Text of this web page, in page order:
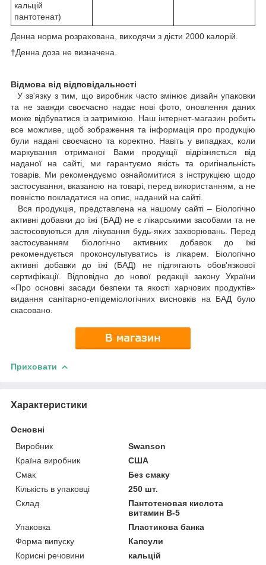
кальцій
пантотенат)
Денна норма розрахована, виходячи з дієти 2000 калорій.
†Денна доза не визначена.
Відмова від відповідальності
У зв'язку з тим, що виробник часто змінює дизайн упаковки
та не завжди своєчасно надає нові фото, оновлення даних
може відбуватися із затримкою. Наш інтернет-магазин робить
все можливе, щоб зображення та інформація про продукцію
були надані своєчасно та коректно. Навіть у випадках, коли
маркування отриманої Вами продукції відрізняється від
наданої на сайті, ми гарантуємо якість та оригінальність
товарів. Ми рекомендуємо ознайомитися з інструкцією щодо
застосування, вказаною на товарі, перед використанням, а не
повністю покладатися на опис, наданий на сайті.
Вся продукція, представлена на нашому сайті – Біологічно
активні добавки до їжі (БАД) не є лікарськими засобами та не
застосовуються для лікування будь-яких захворювань. Перед
застосуванням біологічно активних добавок до їжі
рекомендується проконсультуватись із лікарем. Біологічно
активні добавки до їжі (БАД) не підлягають обов'язкової
сертифікації. Відповідно до нової редакції закону України
«Про основні засади безпеки та якості харчових продуктів»
видання санітарно-епідеміологічних висновків на БАД було
скасовано.
Приховати
Характеристики
Основні
Виробник
Swanson
Країна виробник
США
Смак
Без смаку
Кількість в упаковці
250 шт.
Склад
Пантотеновая кислота
витамин В-5
Упаковка
Пластикова банка
Форма випуску
Капсули
Корисні речовини
кальцій